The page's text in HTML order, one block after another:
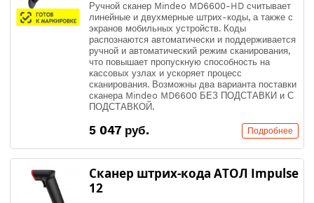
Ручной сканер Mindeo MD6600-HD считывает
линейные и двухмерные штрих-коды, а также с
экранов мобильных устройств. Коды
распознаются автоматически и поддерживается
ручной и автоматический режим сканирования,
что повышает пропускную способность на
кассовых узлах и ускоряет процесс
сканирования. Возможны два варианта поставки
сканера Mindeo MD6600 БЕЗ ПОДСТАВКИ и С
ПОДСТАВКОЙ.
5 047 руб. Подробнее
Сканер штрих-кода АТОЛ Impulse
12